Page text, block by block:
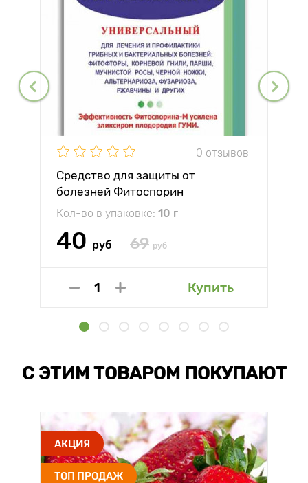
0 отзывов
Средство для защиты от
болезней Фитоспорин
Кол-во в упаковке: 10 г
40 руб 69 руб
Купить
С ЭТИМ ТОВАРОМ ПОКУПАЮТ
АКЦИЯ
ТОП ПРОДАЖ